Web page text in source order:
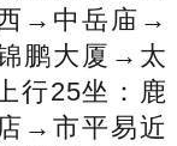
→中岳庙→
鹏大厦→太
行25坐：鹿
→市平易近